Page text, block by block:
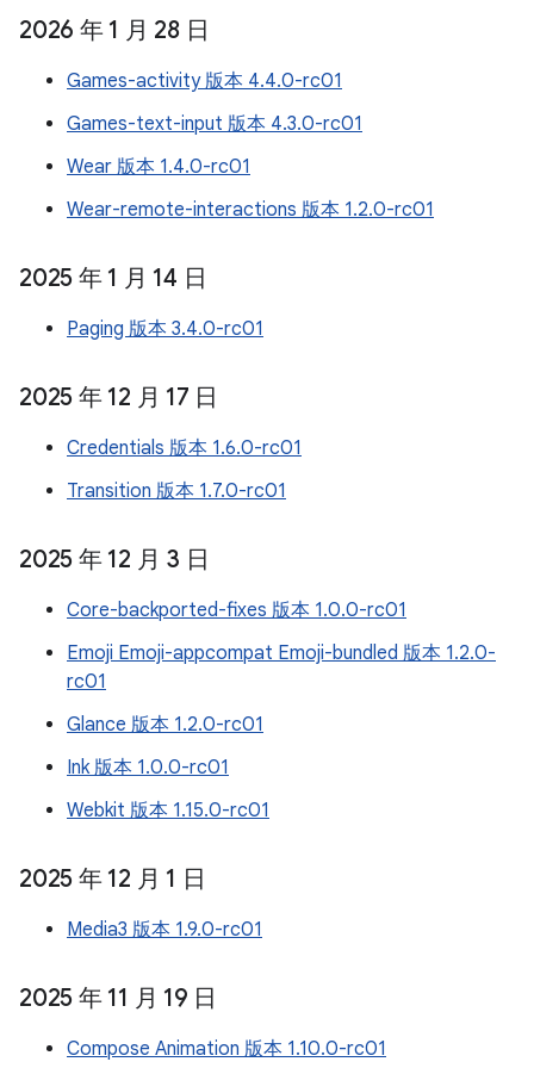
2026 年 1 月 28 日
Games-activity 版本 4.4.0-rc01
Games-text-input 版本 4.3.0-rc01
Wear 版本 1.4.0-rc01
Wear-remote-interactions 版本 1.2.0-rc01
2025 年 1 月 14 日
Paging 版本 3.4.0-rc01
2025 年 12 月 17 日
Credentials 版本 1.6.0-rc01
Transition 版本 1.7.0-rc01
2025 年 12 月 3 日
Core-backported-fixes 版本 1.0.0-rc01
Emoji Emoji-appcompat Emoji-bundled 版本 1.2.0-
rc01
Glance 版本 1.2.0-rc01
Ink 版本 1.0.0-rc01
Webkit 版本 1.15.0-rc01
2025 年 12 月 1 日
Media3 版本 1.9.0-rc01
2025 年 11 月 19 日
Compose Animation 版本 1.10.0-rc01